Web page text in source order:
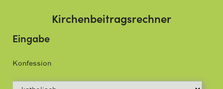
Kirchenbeitragsrechner
Eingabe
Konfession